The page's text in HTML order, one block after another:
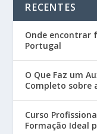
RECENTES
Onde encontrar
Portugal
O Que Faz um
Completo sobre
Curso
Formação Ideal